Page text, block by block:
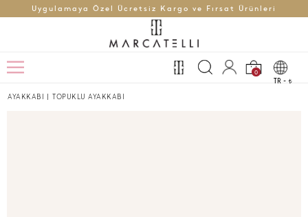
Uygulamaya Özel Ücretsiz Kargo ve Fırsat Ürünleri
0
TR - t
AYAKKABI | TOPUKLU AYAKKABI